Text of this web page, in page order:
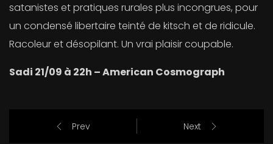
satanistes et pratiques rurales plus incongrues, pour
un condensé libertaire teinté de kitsch et de ridicule.
Racoleur et désopilant. Un vrai plaisir coupable.
Sadi 21/09 à 22h – American Cosmograph
Prev Next